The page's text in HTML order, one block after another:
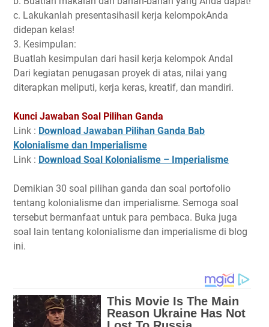
c. Lakukanlah presentasihasil kerja kelompokAnda
didepan kelas!
3. Kesimpulan:
Buatlah kesimpulan dari hasil kerja kelompok Andal
Dari kegiatan penugasan proyek di atas, nilai yang
diterapkan meliputi, kerja keras, kreatif, dan mandiri.
Kunci Jawaban Soal Pilihan Ganda
Link : Download Jawaban Pilihan Ganda Bab
Kolonialisme dan Imperialisme
Link : Download Soal Kolonialisme – Imperialisme
Demikian 30 soal pilihan ganda dan soal portofolio
tentang kolonialisme dan imperialisme. Semoga soal
tersebut bermanfaat untuk para pembaca. Buka juga
soal lain tentang kolonialisme dan imperialisme di blog
ini.